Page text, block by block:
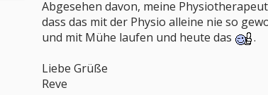
Abgesehen davon, meine
dass das mit der Physio alleine nie so
und mit Mühe laufen und heute das
.
Liebe Grüße
Reve